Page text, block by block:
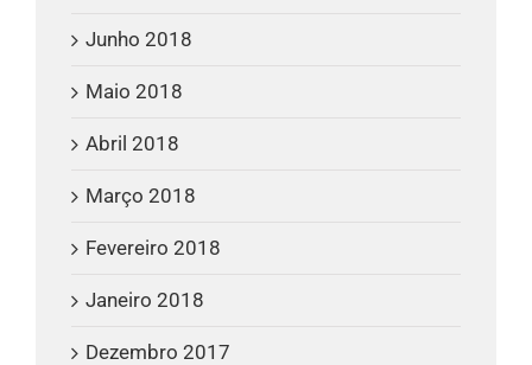
Junho 2018
Maio 2018
Abril 2018
Março 2018
Fevereiro 2018
Janeiro 2018
Dezembro 2017